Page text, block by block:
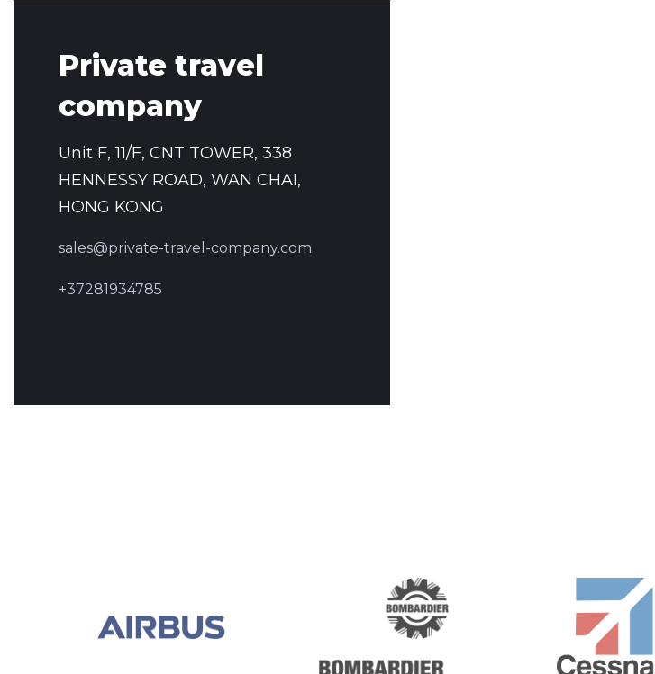
Private travel
company
Unit F, 11/F, CNT TOWER, 338
HENNESSY ROAD, WAN CHAI,
HONG KONG
sales@private-travel-company.com
+37281934785